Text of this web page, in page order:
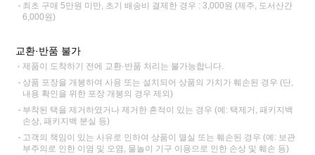
최초 구매 5만원 미만, 초기 배송비 결제한 경우 : 3,000원 (제주, 도서산간
6,000원)
교환·반품 불가
제품이 도착하기 전에 교환·반품 처리는 불가능합니다.
상품 포장을 개봉하여 사용 또는 설치되어 상품의 가치가 훼손된 경우 (단,
내용 확인을 위한 포장 개봉의 경우 제외)
부착된 택을 제거하였거나 제거한 흔적이 있는 경우 (예: 택제거, 패키지백
손상, 패키지백 분실 등)
고객의 책임이 있는 사유로 인하여 상품이 멸실 또는 훼손된 경우 (예: 보관
부주의로 인한 이염 및 오염, 물놀이 기구 이용으로 인한 손상 및 훼손 등)